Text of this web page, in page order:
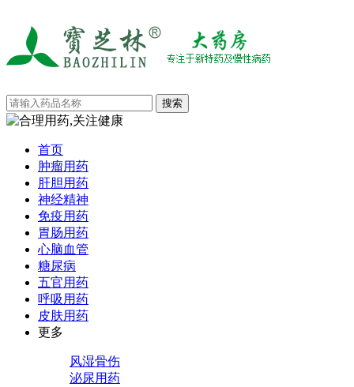
首页
肿瘤用药
肝胆用药
神经精神
免疫用药
胃肠用药
心脑血管
糖尿病
五官用药
呼吸用药
皮肤用药
更多
风湿骨伤
泌尿用药